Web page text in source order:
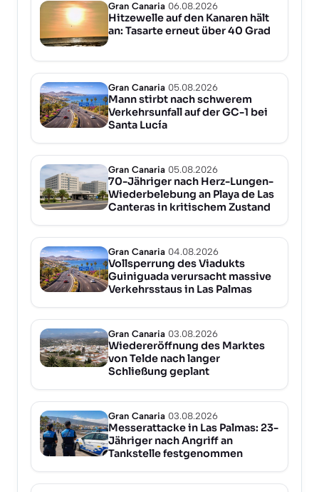
Gran Canaria 06.08.2026
Hitzewelle auf den Kanaren hält
an: Tasarte erneut über 40 Grad
Gran Canaria 05.08.2026
Mann stirbt nach schwerem
Verkehrsunfall auf der GC-1 bei
Santa Lucía
Gran Canaria 05.08.2026
70-Jähriger nach Herz-Lungen-
Wiederbelebung an Playa de Las
Canteras in kritischem Zustand
Gran Canaria 04.08.2026
Vollsperrung des Viadukts
Guiniguada verursacht massive
Verkehrsstaus in Las Palmas
Gran Canaria 03.08.2026
Wiedereröffnung des Marktes
von Telde nach langer
Schließung geplant
Gran Canaria 03.08.2026
Messerattacke in Las Palmas: 23-
Jähriger nach Angriff an
Tankstelle festgenommen